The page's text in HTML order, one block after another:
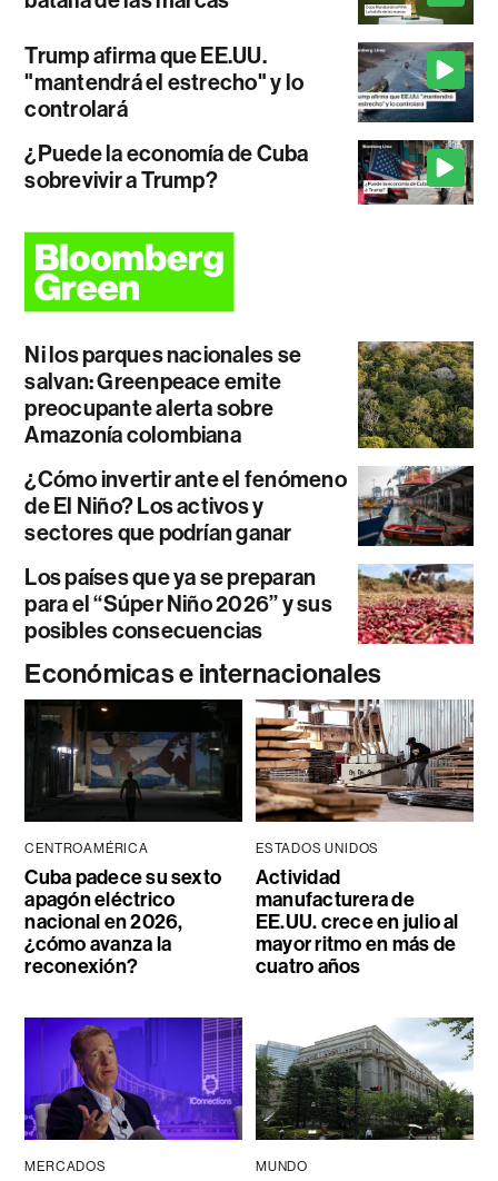
Trump afirma que EE.UU.
"mantendrá el estrecho" y lo
controlará
¿Puede la economía de Cuba
sobrevivir a Trump?
Ni los parques nacionales se
salvan: Greenpeace emite
preocupante alerta sobre
Amazonía colombiana
¿Cómo invertir ante el fenómeno
de El Niño? Los activos y
sectores que podrían ganar
Los países que ya se preparan
para el “Súper Niño 2026” y sus
posibles consecuencias
Económicas e internacionales
CENTROAMÉRICA
Cuba padece su sexto
apagón eléctrico
nacional en 2026,
¿cómo avanza la
reconexión?
ESTADOS UNIDOS
Actividad
manufacturera de
EE.UU. crece en julio al
mayor ritmo en más de
cuatro años
MERCADOS MUNDO